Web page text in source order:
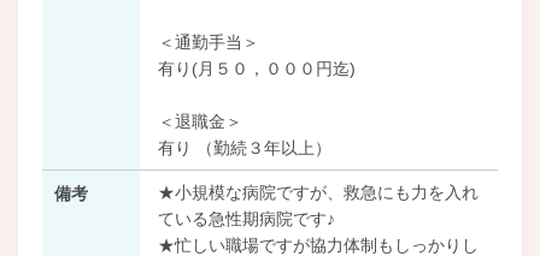
＜通勤手当＞
有り(月５０，０００円迄)
＜退職金＞
有り （勤続３年以上）
備考
★小規模な病院ですが、救急にも力を入れ
ている急性期病院です♪
★忙しい職場ですが協力体制もしっかりし